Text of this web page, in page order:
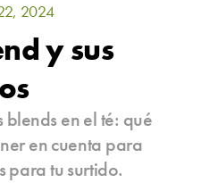
2024
y sus
en el té: qué
en cuenta para
para tu surtido.